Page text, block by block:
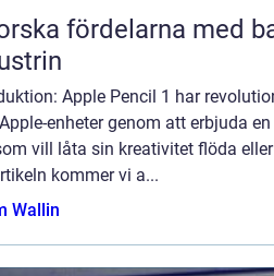
fördelarna med
Apple Pencil 1 har
enheter genom att erbjuda
vill låta sin kreativitet flöda
kommer vi a...
Wallin